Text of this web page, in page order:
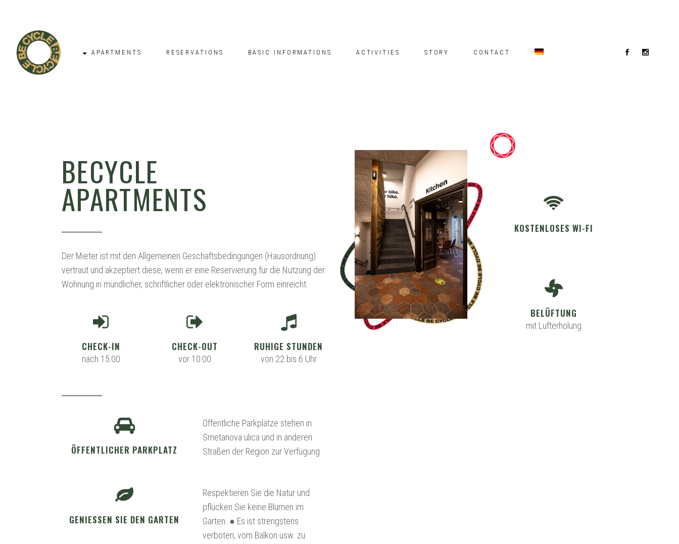
APARTMENTS RESERVATIONS BASIC INFORMATIONS ACTIVITIES STORY CONTACT
BECYCLE
APARTMENTS
Der Mieter ist mit den Allgemeinen Geschäftsbedingungen (Hausordnung)
vertraut und akzeptiert diese, wenn er eine Reservierung für die Nutzung der
Wohnung in mündlicher, schriftlicher oder elektronischer Form einreicht.
CHECK-IN
nach 15:00
CHECK-OUT
vor 10:00
RUHIGE STUNDEN
von 22 bis 6 Uhr
ÖFFENTLICHER PARKPLATZ
Öffentliche Parkplätze stehen in
Smetanova ulica und in anderen
Straßen der Region zur Verfügung.
GENIESSEN SIE DEN GARTEN
Respektieren Sie die Natur und
pflücken Sie keine Blumen im
Garten. ● Es ist strengstens
verboten, vom Balkon usw. zu
KOSTENLOSES WI-FI
BELÜFTUNG
mit Lufterholung